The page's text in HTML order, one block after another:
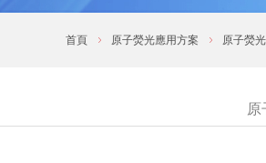
首頁 原子熒光應用方案 原子熒
原